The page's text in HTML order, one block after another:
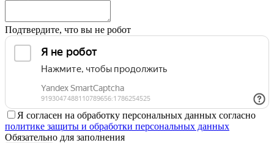
Подтвердите, что вы не робот
Я согласен на обработку персональных данных согласно
политике защиты и обработки персональных данных
Обязательно для заполнения